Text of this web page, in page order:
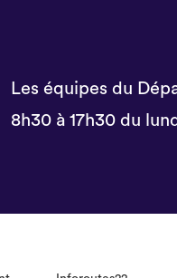
Les équipes du
8h30 à 17h30 du